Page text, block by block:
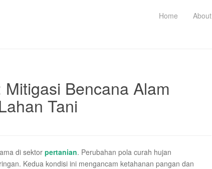
Home About
Bencana Alam
Tani
di sektor pertanian. Perubahan pola curah hujan
Kedua kondisi ini mengancam ketahanan pangan dan